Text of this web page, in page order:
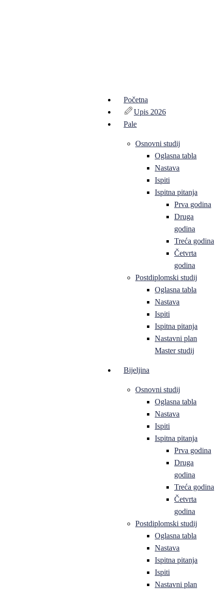
Početna
Upis 2026
Pale
Osnovni studij
Oglasna tabla
Nastava
Ispiti
Ispitna pitanja
Prva godina
Druga
godina
Treća godina
Četvrta
godina
Postdiplomski studij
Oglasna tabla
Nastava
Ispiti
Ispitna pitanja
Nastavni plan
Master studij
Bijeljina
Osnovni studij
Oglasna tabla
Nastava
Ispiti
Ispitna pitanja
Prva godina
Druga
godina
Treća godina
Četvrta
godina
Postdiplomski studij
Oglasna tabla
Nastava
Ispitna pitanja
Ispiti
Nastavni plan